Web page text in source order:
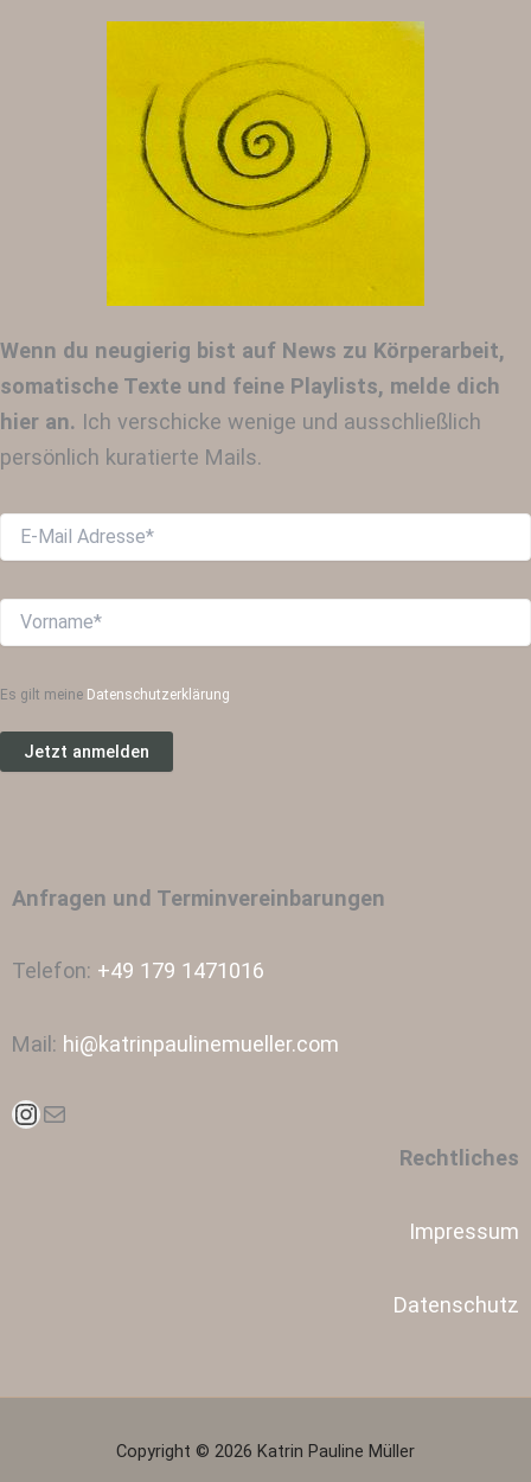
Wenn du neugierig bist auf News zu Körperarbeit,
somatische Texte und feine Playlists, melde dich
hier an. Ich verschicke wenige und ausschließlich
persönlich kuratierte Mails.
Es gilt meine Datenschutzerklärung
Anfragen und Terminvereinbarungen
Telefon: +49 179 1471016
Mail: hi@katrinpaulinemueller.com
Instagram
E-Mail
Rechtliches
Impressum
Datenschutz
Copyright © 2026 Katrin Pauline Müller